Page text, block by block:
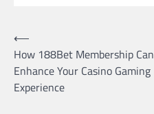
Post
navigation
⟵
How 188Bet Membership Can
Enhance Your Casino Gaming
Experience